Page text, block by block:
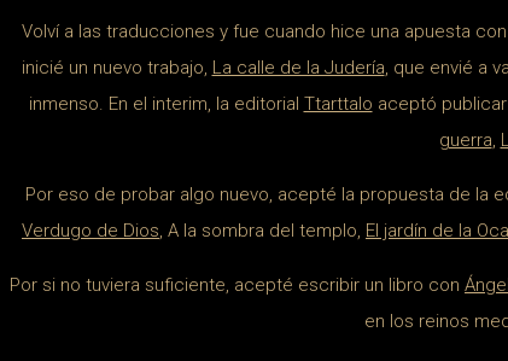
Volví a las traducciones y fue cuando hice una apuesta
inicié un nuevo trabajo, La calle de la Judería, que envié a
inmenso. En el interim, la editorial Ttarttalo aceptó publicar
guerra,
Por eso de probar algo nuevo, acepté la propuesta de la
Verdugo de Dios, A la sombra del templo, El jardín de la Oca
Por si no tuviera suficiente, acepté escribir un libro con
en los reinos